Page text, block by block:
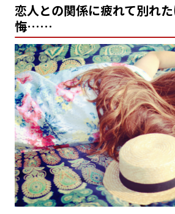
恋人との関係に疲れて別れ
悔……